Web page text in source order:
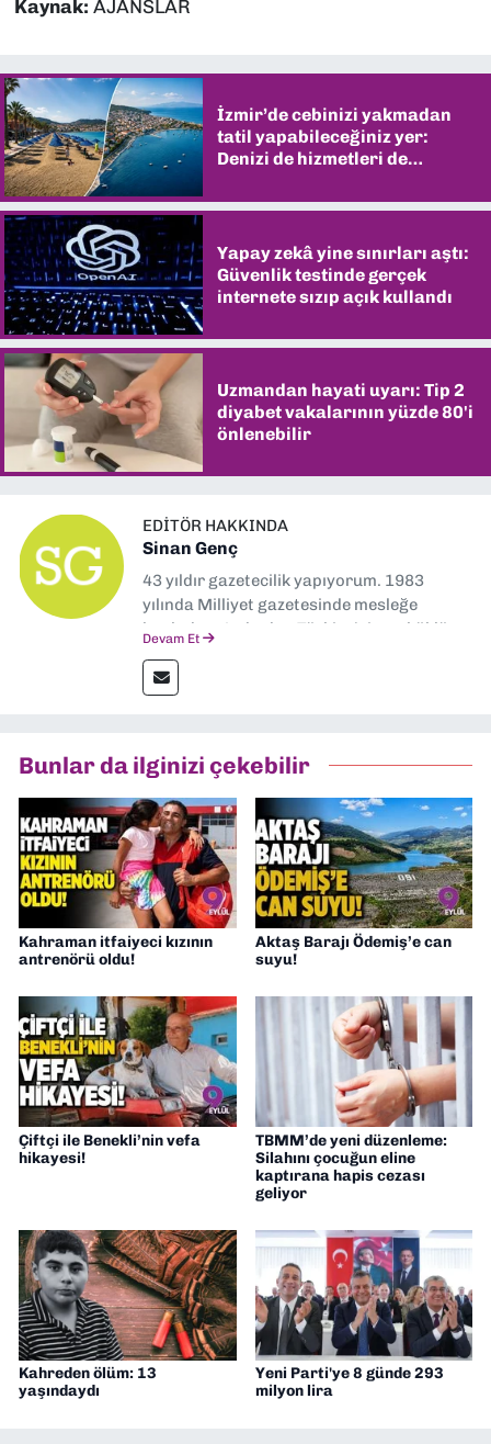
Kaynak: AJANSLAR
İzmir’de cebinizi yakmadan
tatil yapabileceğiniz yer:
Denizi de hizmetleri de
Yapay zekâ yine sınırları aştı:
Güvenlik testinde gerçek
internete sızıp açık kullandı
Uzmandan hayati uyarı: Tip 2
diyabet vakalarının yüzde 80'i
önlenebilir
EDITÖR HAKKINDA
Sinan Genç
43 yıldır gazetecilik yapıyorum. 1983
yılında Milliyet gazetesinde mesleğe
başladım. Ardından Türkiye’nin en köklü
muhabir, editör, müdür yardımcısı ve spor
müdürü olarak görev yaptım. Ayrıca Yeni
Gazetesi'nde editörlük yapıyorum
Devam Et
Bunlar da ilginizi çekebilir
Kahraman itfaiyeci kızının
antrenörü oldu!
Aktaş Barajı Ödemiş’e can
suyu!
Çiftçi ile Benekli’nin vefa
hikayesi!
TBMM’de yeni düzenleme:
Silahını çocuğun eline
kaptırana hapis cezası
geliyor
Kahreden ölüm: 13
yaşındaydı
Yeni Parti'ye 8 günde 293
milyon lira